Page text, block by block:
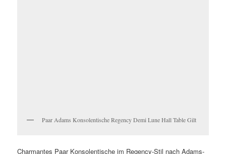
Paar Adams Konsolentische Regency Demi Lune Hall Table Gilt
Charmantes Paar Konsolentische im Regency-Stil nach Adams-